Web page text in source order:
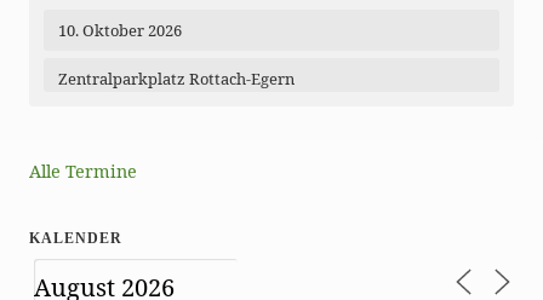
10. Oktober 2026
Zentralparkplatz Rottach-Egern
Alle Termine
KALENDER